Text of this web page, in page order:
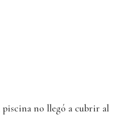
piscina no llegó a cubrir al